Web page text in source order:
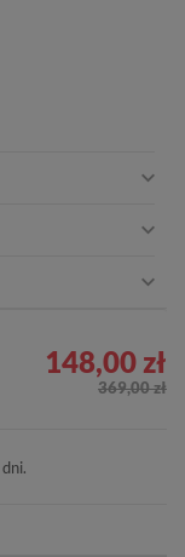
148,00 zł
369,00 zł